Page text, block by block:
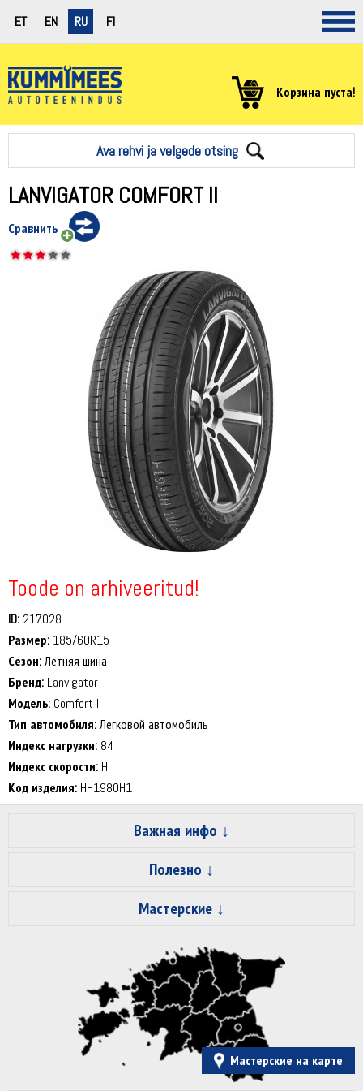
ET EN RU FI
Корзина пуста!
Ava rehvi ja velgede otsing
LANVIGATOR COMFORT II
Сравнить
Toode on arhiveeritud!
ID: 217028
Размер: 185/60R15
Сезон:Летняя шина
Бренд: Lanvigator
Модель: Comfort II
Тип автомобиля:Легковой автомобиль
Индекс нагрузки: 84
Индекс скорости: H
Код изделия: HH1980H1
Важная инфо
Полезно
Мастерские
Мастерские на карте